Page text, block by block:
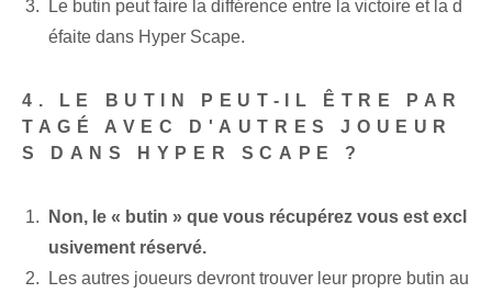
Le butin peut faire la différence entre la victoire et la d
éfaite dans Hyper Scape.
4. LE BUTIN PEUT-IL ÊTRE PAR
TAGÉ AVEC D'AUTRES JOUEUR
S DANS HYPER SCAPE ?
Non, le « butin » que vous récupérez vous est excl
usivement réservé.
Les autres joueurs devront trouver leur propre butin au